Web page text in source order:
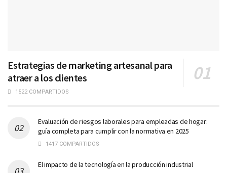
Estrategias de marketing artesanal para
atraer a los clientes
1522 COMPARTIDOS
Evaluación de riesgos laborales para empleadas de hogar:
guía completa para cumplir con la normativa en 2025
1417 COMPARTIDOS
El impacto de la tecnología en la producción industrial